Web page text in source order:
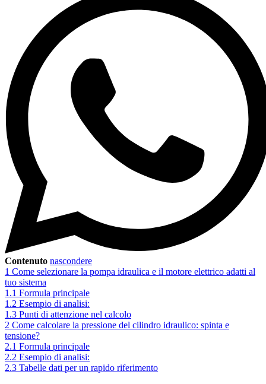
Contenuto nascondere
1 Come selezionare la pompa idraulica e il motore elettrico adatti al
tuo sistema
1.1 Formula principale
1.2 Esempio di analisi:
1.3 Punti di attenzione nel calcolo
2 Come calcolare la pressione del cilindro idraulico: spinta e
tensione?
2.1 Formula principale
2.2 Esempio di analisi:
2.3 Tabelle dati per un rapido riferimento